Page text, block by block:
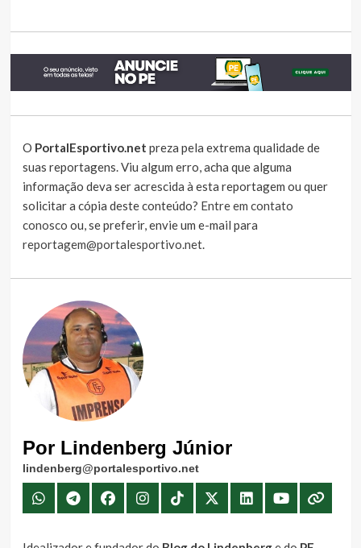
O PortalEsportivo.net preza pela extrema qualidade de
suas reportagens. Viu algum erro, acha que alguma
informação deva ser acrescida à esta reportagem ou quer
solicitar a cópia deste conteúdo? Entre em contato
conosco ou, se preferir, envie um e-mail para
reportagem@portalesportivo.net.
Por Lindenberg Júnior
lindenberg@portalesportivo.net